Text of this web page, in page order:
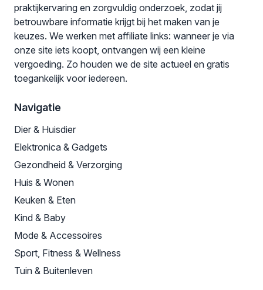
praktijkervaring en zorgvuldig onderzoek, zodat jij
betrouwbare informatie krijgt bij het maken van je
keuzes. We werken met affiliate links: wanneer je via
onze site iets koopt, ontvangen wij een kleine
vergoeding. Zo houden we de site actueel en gratis
toegankelijk voor iedereen.
Navigatie
Dier & Huisdier
Elektronica & Gadgets
Gezondheid & Verzorging
Huis & Wonen
Keuken & Eten
Kind & Baby
Mode & Accessoires
Sport, Fitness & Wellness
Tuin & Buitenleven